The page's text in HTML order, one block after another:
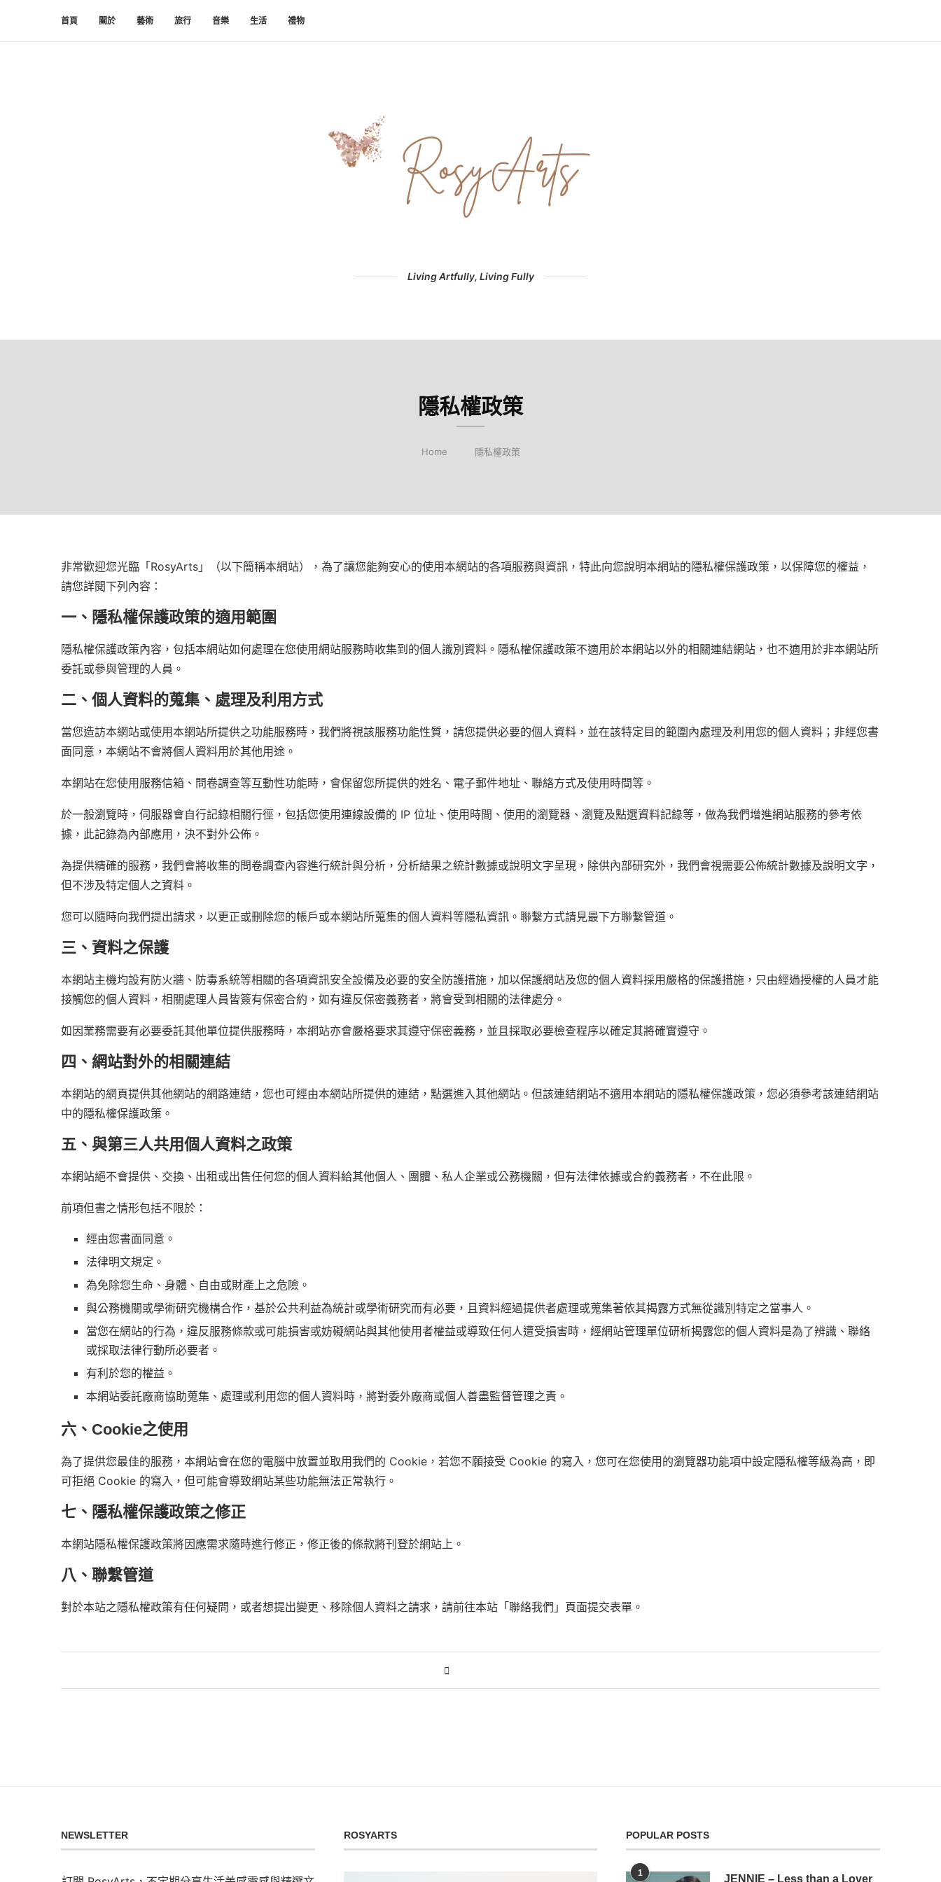
首頁 關於 藝術 旅行 音樂 生活 禮物
Living Artfully, Living Fully
隱私權政策
Home 隱私權政策
非常歡迎您光臨「RosyArts」（以下簡稱本網站），為了讓您能夠安心的使用本網站的各項服務與資訊，特此向您說明本網站的隱私權保護政策，以保障您的權益，
請您詳閱下列內容：
一、隱私權保護政策的適用範圍
隱私權保護政策內容，包括本網站如何處理在您使用網站服務時收集到的個人識別資料。隱私權保護政策不適用於本網站以外的相關連結網站，也不適用於非本網站所
委託或參與管理的人員。
二、個人資料的蒐集、處理及利用方式
當您造訪本網站或使用本網站所提供之功能服務時，我們將視該服務功能性質，請您提供必要的個人資料，並在該特定目的範圍內處理及利用您的個人資料；非經您書
面同意，本網站不會將個人資料用於其他用途。
本網站在您使用服務信箱、問卷調查等互動性功能時，會保留您所提供的姓名、電子郵件地址、聯絡方式及使用時間等。
於一般瀏覽時，伺服器會自行記錄相關行徑，包括您使用連線設備的 IP 位址、使用時間、使用的瀏覽器、瀏覽及點選資料記錄等，做為我們增進網站服務的參考依
據，此記錄為內部應用，決不對外公佈。
為提供精確的服務，我們會將收集的問卷調查內容進行統計與分析，分析結果之統計數據或說明文字呈現，除供內部研究外，我們會視需要公佈統計數據及說明文字，
但不涉及特定個人之資料。
您可以隨時向我們提出請求，以更正或刪除您的帳戶或本網站所蒐集的個人資料等隱私資訊。聯繫方式請見最下方聯繫管道。
三、資料之保護
本網站主機均設有防火牆、防毒系統等相關的各項資訊安全設備及必要的安全防護措施，加以保護網站及您的個人資料採用嚴格的保護措施，只由經過授權的人員才能
接觸您的個人資料，相關處理人員皆簽有保密合約，如有違反保密義務者，將會受到相關的法律處分。
如因業務需要有必要委託其他單位提供服務時，本網站亦會嚴格要求其遵守保密義務，並且採取必要檢查程序以確定其將確實遵守。
四、網站對外的相關連結
本網站的網頁提供其他網站的網路連結，您也可經由本網站所提供的連結，點選進入其他網站。但該連結網站不適用本網站的隱私權保護政策，您必須參考該連結網站
中的隱私權保護政策。
五、與第三人共用個人資料之政策
本網站絕不會提供、交換、出租或出售任何您的個人資料給其他個人、團體、私人企業或公務機關，但有法律依據或合約義務者，不在此限。
前項但書之情形包括不限於：
經由您書面同意。
法律明文規定。
為免除您生命、身體、自由或財產上之危險。
與公務機關或學術研究機構合作，基於公共利益為統計或學術研究而有必要，且資料經過提供者處理或蒐集著依其揭露方式無從識別特定之當事人。
當您在網站的行為，違反服務條款或可能損害或妨礙網站與其他使用者權益或導致任何人遭受損害時，經網站管理單位研析揭露您的個人資料是為了辨識、聯絡
或採取法律行動所必要者。
有利於您的權益。
本網站委託廠商協助蒐集、處理或利用您的個人資料時，將對委外廠商或個人善盡監督管理之責。
六、Cookie之使用
為了提供您最佳的服務，本網站會在您的電腦中放置並取用我們的 Cookie，若您不願接受 Cookie 的寫入，您可在您使用的瀏覽器功能項中設定隱私權等級為高，即
可拒絕 Cookie 的寫入，但可能會導致網站某些功能無法正常執行。
七、隱私權保護政策之修正
本網站隱私權保護政策將因應需求隨時進行修正，修正後的條款將刊登於網站上。
八、聯繫管道
對於本站之隱私權政策有任何疑問，或者想提出變更、移除個人資料之請求，請前往本站「聯絡我們」頁面提交表單。
NEWSLETTER ROSYARTS POPULAR POSTS
1
JENNIE – Less than a Lover